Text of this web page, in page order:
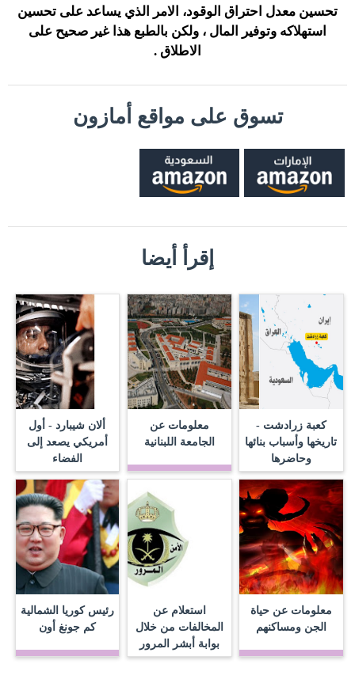
تحسين معدل احتراق الوقود، الامر الذي يساعد على تحسين
استهلاكه وتوفير المال ، ولكن بالطبع هذا غير صحيح على
الاطلاق .
تسوق على مواقع أمازون
إقرأ أيضا
كعبة زرادشت -
تاريخها وأسباب بنائها
وحاضرها
معلومات عن
الجامعة اللبنانية
ألان شيبارد - أول
أمريكي يصعد إلى
الفضاء
معلومات عن حياة
الجن ومساكنهم
استعلام عن
المخالفات من خلال
بوابة أبشر المرور
رئيس كوريا الشمالية
كم جونغ أون